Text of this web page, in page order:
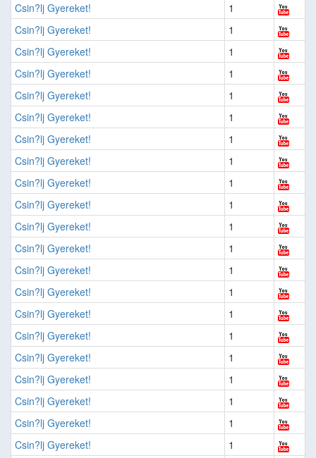
Csin?lj Gyereket!
1
Csin?lj Gyereket!
1
Csin?lj Gyereket!
1
Csin?lj Gyereket!
1
Csin?lj Gyereket!
1
Csin?lj Gyereket!
1
Csin?lj Gyereket!
1
Csin?lj Gyereket!
1
Csin?lj Gyereket!
1
Csin?lj Gyereket!
1
Csin?lj Gyereket!
1
Csin?lj Gyereket!
1
Csin?lj Gyereket!
1
Csin?lj Gyereket!
1
Csin?lj Gyereket!
1
Csin?lj Gyereket!
1
Csin?lj Gyereket!
1
Csin?lj Gyereket!
1
Csin?lj Gyereket!
1
Csin?lj Gyereket!
1
Csin?lj Gyereket!
1